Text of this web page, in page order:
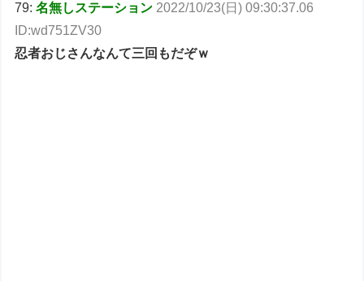
79:名無しステーション 2022/10/23(日) 09:30:37.06
ID:wd751ZV30
忍者おじさんなんて三回もだぞｗ